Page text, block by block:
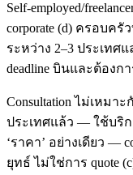
Self-employed/
corporate (d) ครอบค
ระหว่าง 2–3 ประเทศแ
deadline บินและต้องกา
Consultation ไม่เหมา
ประเทศแล้ว — ใช้บริ
‘ราคา’ อย่างเดียว —
ยุทธ์ ไม่ใช่การ quote